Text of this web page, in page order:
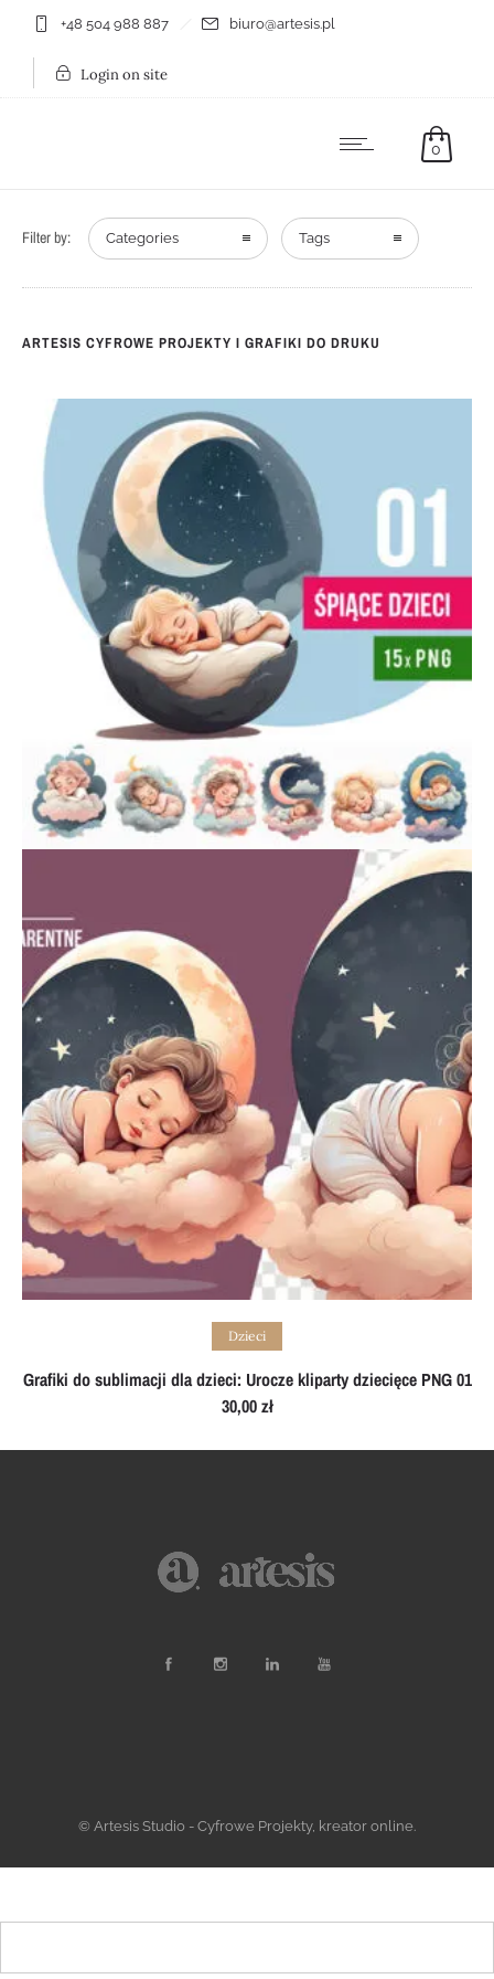
+48 504 988 887 biuro@artesis.pl
Login on site
0
Filter by: Categories Tags
ARTESIS CYFROWE PROJEKTY I GRAFIKI DO DRUKU
Add to cart
Dzieci
Grafiki do sublimacji dla dzieci: Urocze kliparty dziecięce PNG 01
30,00zł
© Artesis Studio - Cyfrowe Projekty, kreator online.